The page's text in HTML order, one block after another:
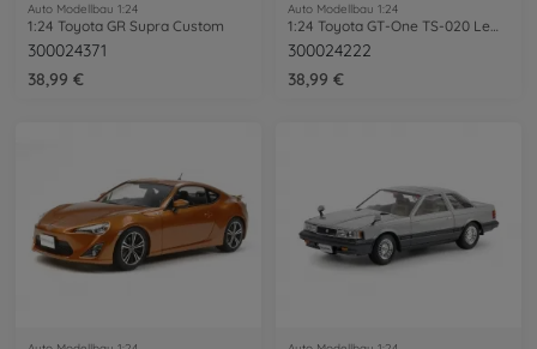
Auto Modellbau 1:24
1:24 Toyota GR Supra Custom
300024371
38,99 €
Auto Modellbau 1:24
1:24 Toyota GT-One TS-020 LeMans ´99
300024222
38,99 €